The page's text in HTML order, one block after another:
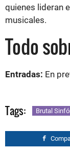
quienes lideran
musicales.
Todo
Entradas: En
Tags: Brutal